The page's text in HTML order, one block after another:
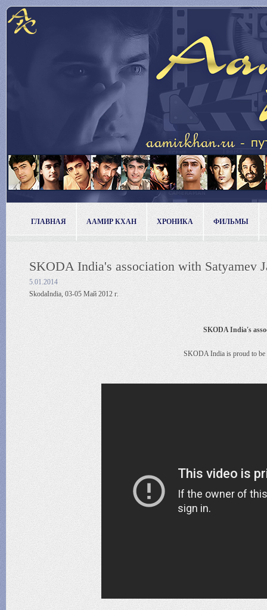
ГЛАВНАЯ ААМИР КХАН ХРОНИКА ФИЛЬМЫ
SKODA India's association with Satyamev
5.01.2014
SkodaIndia, 03-05 Май 2012 г.
SKODA India's
SKODA India is proud to be